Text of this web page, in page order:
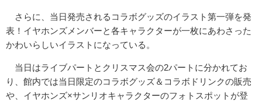
さらに、当日発売されるコラボグッズのイラスト第一弾を発
表！イヤホンズメンバーと各キャラクターが一枚にあわさった
かわいらしいイラストになっている。
当日はライブパートとクリスマス会の2パートに分かれてお
り、館内では当日限定のコラボグッズ＆コラボドリンクの販売
や、イヤホンズ×サンリオキャラクターのフォトスポットが登